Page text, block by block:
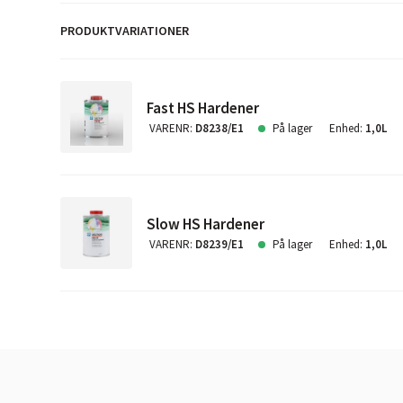
PRODUKTVARIATIONER
Fast HS Hardener
VARENR: D8238/E1 På lager Enhed: 1,0L
Slow HS Hardener
VARENR: D8239/E1 På lager Enhed: 1,0L